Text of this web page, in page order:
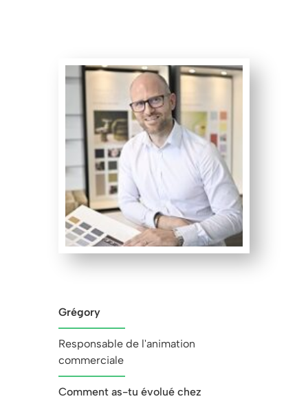
Grégory
Responsable de l'animation
commerciale
Comment as-tu évolué chez